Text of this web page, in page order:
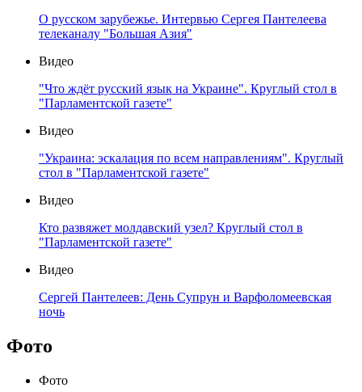
О русском зарубежье. Интервью Сергея Пантелеева
телеканалу "Большая Азия"
Видео
"Что ждёт русский язык на Украине". Круглый стол в
"Парламентской газете"
Видео
"Украина: эскалация по всем направлениям". Круглый
стол в "Парламентской газете"
Видео
Кто развяжет молдавский узел? Круглый стол в
"Парламентской газете"
Видео
Сергей Пантелеев: День Супрун и Варфоломеевская
ночь
Фото
Фото